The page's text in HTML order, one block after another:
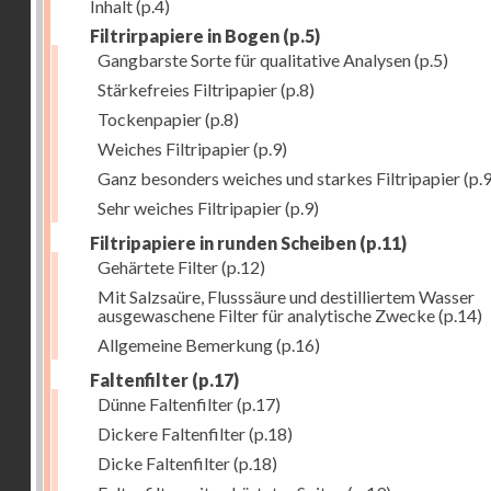
Inhalt(p.4)
Filtrirpapiere in Bogen (p.5)
Gangbarste Sorte für qualitative Analysen(p.5)
Stärkefreies Filtripapier(p.8)
Tockenpapier(p.8)
Weiches Filtripapier(p.9)
Ganz besonders weiches und starkes Filtripapier
Sehr weiches Filtripapier(p.9)
Filtripapiere in runden Scheiben (p.11)
Gehärtete Filter(p.12)
Mit Salzsaüre, Flusssäure und destilliertem Wasser
ausgewaschene Filter für analytische Zwecke(p.14)
Allgemeine Bemerkung(p.16)
Faltenfilter (p.17)
Dünne Faltenfilter(p.17)
Dickere Faltenfilter(p.18)
Dicke Faltenfilter(p.18)